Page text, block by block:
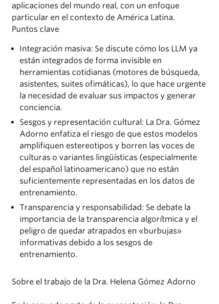
aplicaciones del mundo real, con un enfoque
particular en el contexto de América Latina.
Puntos clave
Integración masiva: Se discute cómo los LLM ya
están integrados de forma invisible en
herramientas cotidianas (motores de búsqueda,
asistentes, suites ofimáticas), lo que hace urgente
la necesidad de evaluar sus impactos y generar
conciencia.
Sesgos y representación cultural: La Dra. Gómez
Adorno enfatiza el riesgo de que estos modelos
amplifiquen estereotipos y borren las voces de
culturas o variantes lingüísticas (especialmente
del español latinoamericano) que no están
suficientemente representadas en los datos de
entrenamiento.
Transparencia y responsabilidad: Se debate la
importancia de la transparencia algorítmica y el
peligro de quedar atrapados en «burbujas»
informativas debido a los sesgos de
entrenamiento.
Sobre el trabajo de la Dra. Helena Gómez Adorno